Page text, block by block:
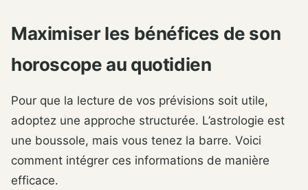
Maximiser les bénéfices de son
horoscope au quotidien
Pour que la lecture de vos prévisions soit utile,
adoptez une approche structurée. L’astrologie est
une boussole, mais vous tenez la barre. Voici
comment intégrer ces informations de manière
efficace.